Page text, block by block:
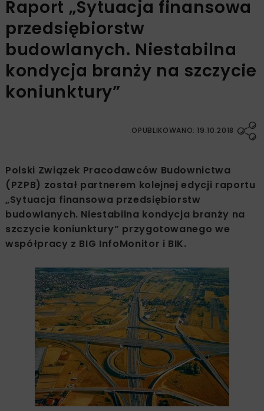
Raport „Sytuacja finansowa
przedsiębiorstw
budowlanych. Niestabilna
kondycja branży na szczycie
koniunktury”
OPUBLIKOWANO: 19.10.2018
Polski Związek Pracodawców Budownictwa
(PZPB) został partnerem kolejnej edycji raportu
„Sytuacja finansowa przedsiębiorstw
budowlanych. Niestabilna kondycja branży na
szczycie koniunktury” przygotowanego we
współpracy z BIG InfoMonitor i BIK.